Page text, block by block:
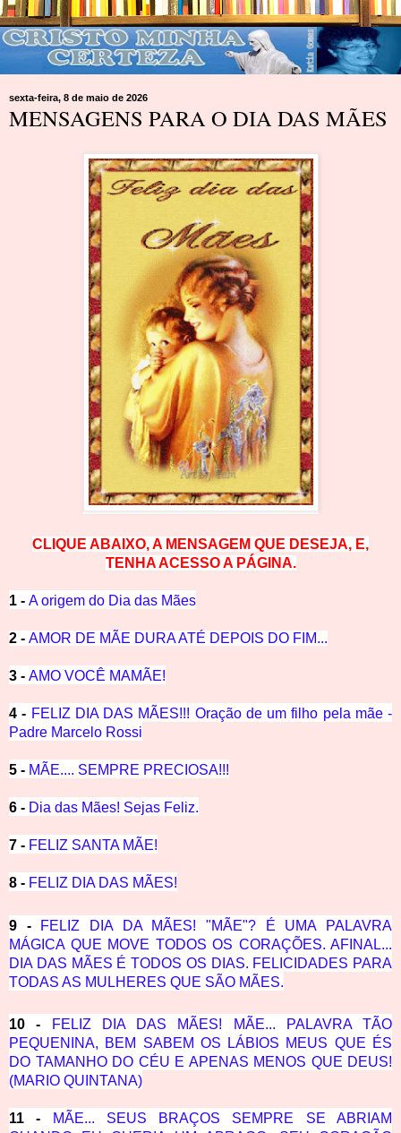
sexta-feira, 8 de maio de 2026
MENSAGENS PARA O DIA DAS MÃES
CLIQUE ABAIXO, A MENSAGEM QUE DESEJA, E,
TENHA ACESSO A PÁGINA.
1 - A origem do Dia das Mães
2 - AMOR DE MÃE DURA ATÉ DEPOIS DO FIM...
3 - AMO VOCÊ MAMÃE!
4 - FELIZ DIA DAS MÃES!!! Oração de um filho pela mãe -
Padre Marcelo Rossi
5 - MÃE.... SEMPRE PRECIOSA!!!
6 - Dia das Mães! Sejas Feliz.
7 - FELIZ SANTA MÃE!
8 - FELIZ DIA DAS MÃES!
9 - FELIZ DIA DA MÃES! "MÃE"? É UMA PALAVRA
MÁGICA QUE MOVE TODOS OS CORAÇÕES. AFINAL...
DIA DAS MÃES É TODOS OS DIAS. FELICIDADES PARA
TODAS AS MULHERES QUE SÃO MÃES.
10 -
FELIZ DIA DAS MÃES! MÃE... PALAVRA TÃO
PEQUENINA, BEM SABEM OS LÁBIOS MEUS QUE ÉS
DO TAMANHO DO CÉU E APENAS MENOS QUE DEUS!
(MARIO QUINTANA)
11 -
MÃE... SEUS BRAÇOS SEMPRE SE ABRIAM